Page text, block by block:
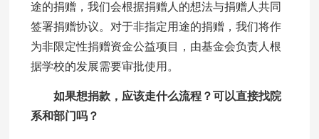
途的捐赠，我们会根据捐赠人的想法与捐赠人共同
签署捐赠协议。对于非指定用途的捐赠，我们将作
为非限定性捐赠资金公益项目，由基金会负责人根
据学校的发展需要审批使用。
如果想捐款，应该走什么流程？可以直接找院
系和部门吗？